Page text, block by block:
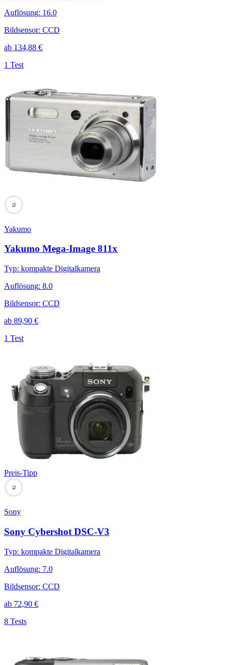
Auflösung: 16.0
Bildsensor: CCD
ab 134,88 €
1 Test
73
Yakumo
Yakumo Mega-Image 811x
Typ: kompakte Digitalkamera
Auflösung: 8.0
Bildsensor: CCD
ab 89,90 €
1 Test
Preis-Tipp
73
Sony
Sony Cybershot DSC-V3
Typ: kompakte Digitalkamera
Auflösung: 7.0
Bildsensor: CCD
ab 72,90 €
8 Tests